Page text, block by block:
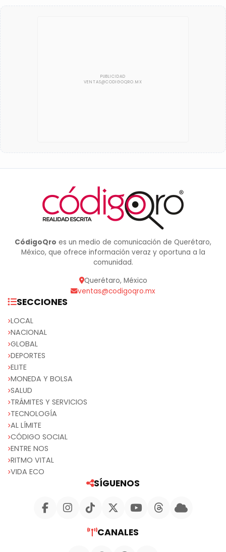
CódigoQro es un medio de comunicación de Querétaro,
México, que ofrece información veraz y oportuna a la
comunidad.
Querétaro, México
ventas@codigoqro.mx
SECCIONES
LOCAL
NACIONAL
GLOBAL
DEPORTES
ELITE
MONEDA Y BOLSA
SALUD
TRÁMITES Y SERVICIOS
TECNOLOGÍA
AL LÍMITE
CÓDIGO SOCIAL
ENTRE NOS
RITMO VITAL
VIDA ECO
SÍGUENOS
CANALES